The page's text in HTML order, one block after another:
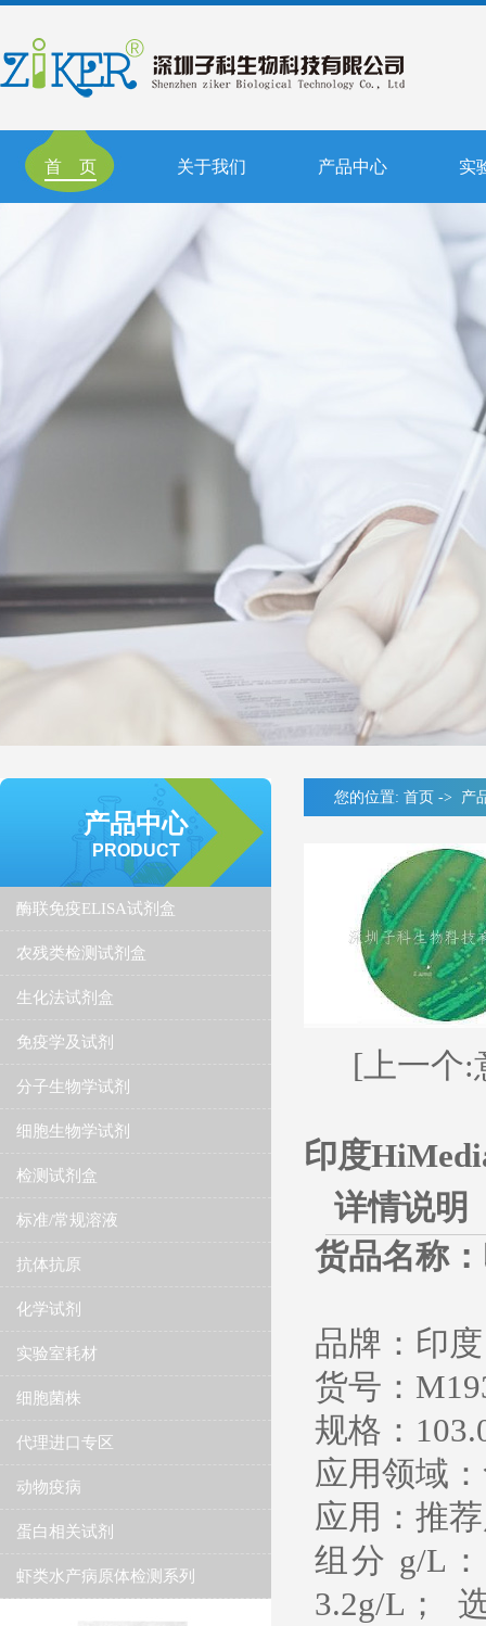
首 页 关于我们 产品中心 实
产品中心
PRODUCT
酶联免疫ELISA试剂盒
农残类检测试剂盒
生化法试剂盒
免疫学及试剂
分子生物学试剂
细胞生物学试剂
检测试剂盒
标准/常规溶液
抗体抗原
化学试剂
实验室耗材
细胞菌株
代理进口专区
动物疫病
蛋白相关试剂
虾类水产病原体检测系列
您的位置: 首页 -> 产
[上一个:
印度
详情说明
货品名称：
品牌：印
货号：
规格：
应用领域
应用：推
组分 g/L
3.2g/L；